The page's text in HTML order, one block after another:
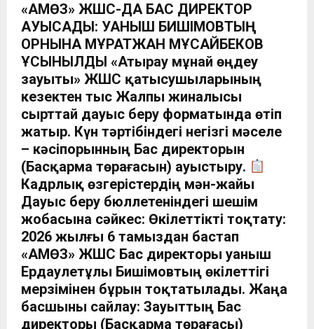
«АМӨЗ» ЖШС-ДА БАС ДИРЕКТОР
АУЫСАДЫ: ҚУАНЫШ БИШІМОВТЫҢ
ОРНЫНА МҰРАТЖАН МҰСАЙБЕКОВ
ҰСЫНЫЛДЫ «Атырау мұнай өңдеу
зауыты» ЖШС қатысушыларының
кезектен тыс Жалпы жиналысы
сырттай дауыс беру форматында өтіп
жатыр. Күн тәртібіндегі негізгі мәселе
– кәсіпорынның Бас директорын
(Басқарма төрағасын) ауыстыру.
Кадрлық өзгерістердің мән-жайы
Дауыс беру бюллетеніндегі шешім
жобасына сәйкес: Өкілеттікті тоқтату:
2026 жылғы 6 тамыздан бастап
«АМӨЗ» ЖШС Бас директоры Қуаныш
Ердаулетұлы Бишімовтың өкілеттігі
мерзімінен бұрын тоқтатылады. Жаңа
басшыны сайлау: Зауыттың Бас
директоры (Басқарма төрағасы)